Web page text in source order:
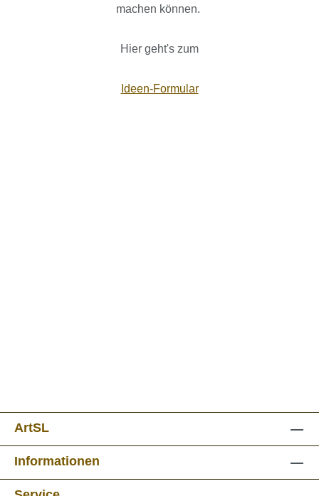
machen können.
Hier geht's zum
Ideen-Formular
ArtSL
Informationen